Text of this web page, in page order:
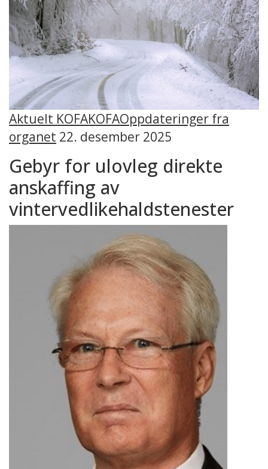
Aktuelt KOFAKOFAOppdateringer fra
organet 22. desember 2025
Gebyr for ulovleg direkte
anskaffing av
vintervedlikehaldstenester